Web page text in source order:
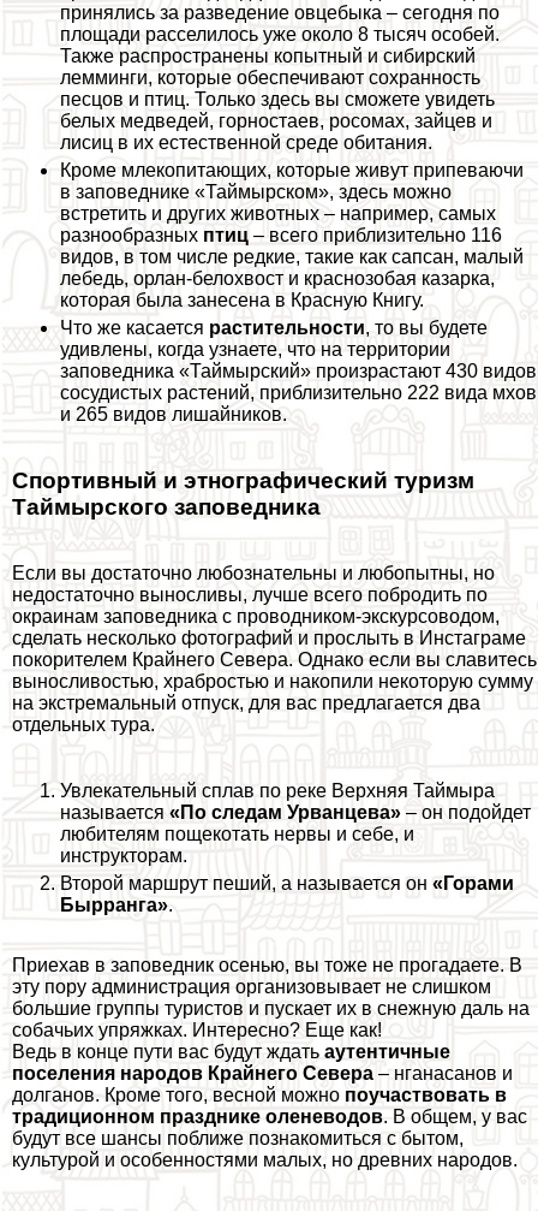
принялись за разведение овцебыка – сегодня по
площади расселилось уже около 8 тысяч особей.
Также распространены копытный и сибирский
лемминги, которые обеспечивают сохранность
песцов и птиц. Только здесь вы сможете увидеть
белых медведей, горностаев, росомах, зайцев и
лисиц в их естественной среде обитания.
Кроме млекопитающих, которые живут припеваючи
в заповеднике «Таймырском», здесь можно
встретить и других животных – например, самых
разнообразных птиц – всего приблизительно 116
видов, в том числе редкие, такие как сапсан, малый
лебедь, орлан-белохвост и краснозобая казарка,
которая была занесена в Красную Книгу.
Что же касается растительности, то вы будете
удивлены, когда узнаете, что на территории
заповедника «Таймырский» произрастают 430 видов
сосудистых растений, приблизительно 222 вида мхов
и 265 видов лишайников.
Спортивный и этнографический туризм
Таймырского заповедника
Если вы достаточно любознательны и любопытны, но
недостаточно выносливы, лучше всего побродить по
окраинам заповедника с проводником-экскурсоводом,
сделать несколько фотографий и прослыть в Инстаграме
покорителем Крайнего Севера. Однако если вы славитесь
выносливостью, храбростью и накопили некоторую сумму
на экстремальный отпуск, для вас предлагается два
отдельных тура.
Увлекательный сплав по реке Верхняя Таймыра
называется «По следам Урванцева» – он подойдет
любителям пощекотать нервы и себе, и
инструкторам.
Второй маршрут пеший, а называется он «Горами
Бырранга».
Приехав в заповедник осенью, вы тоже не прогадаете. В
эту пору администрация организовывает не слишком
большие группы туристов и пускает их в снежную даль на
собачьих упряжках. Интересно? Еще как!
Ведь в конце пути вас будут ждать аутентичные
поселения народов Крайнего Севера – нганасанов и
долганов. Кроме того, весной можно поучаствовать в
традиционном празднике оленеводов. В общем, у вас
будут все шансы поближе познакомиться с бытом,
культурой и особенностями малых, но древних народов.